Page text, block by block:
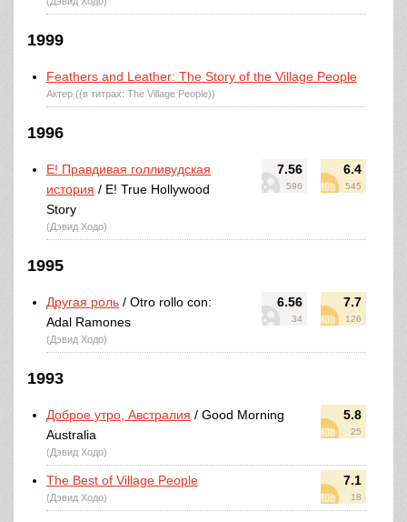
1999
Feathers and Leather: The Story of the Village People
Актер ((в титрах: The Village People))
1996
7.56
596
6.4
545
E! Правдивая голливудская
история / E! True Hollywood
Story
(Дэвид Ходо)
1995
6.56
34
7.7
126
Другая роль / Otro rollo con:
Adal Ramones
(Дэвид Ходо)
1993
5.8
25
Доброе утро, Австралия / Good Morning
Australia
(Дэвид Ходо)
7.1
18
The Best of Village People
(Дэвид Ходо)